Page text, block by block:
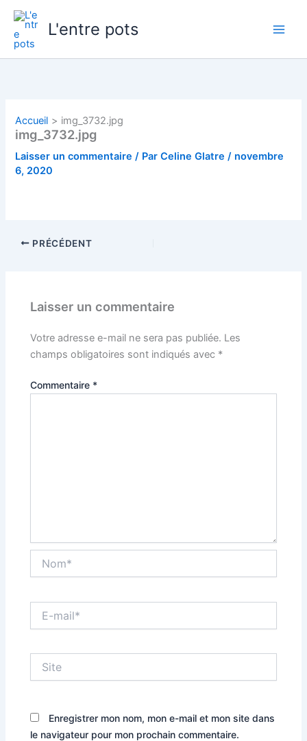
Aller
contenu
L'entre pots
Accueil img_3732.jpg
img_3732.jpg
Laisser un commentaire / ParCeline Glatre/ novembre
6, 2020
PRÉCÉDENT
Laisser un commentaire
Votre adresse e-mail ne sera pas publiée. Les
champs obligatoires sont indiqués avec *
Commentaire *
mail*
Enregistrer mon nom, mon e-mail et mon site dans
le navigateur pour mon prochain commentaire.